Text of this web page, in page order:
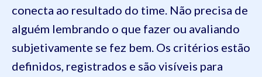
conecta ao resultado do time. Não precisa de
alguém lembrando o que fazer ou avaliando
subjetivamente se fez bem. Os critérios estão
definidos, registrados e são visíveis para